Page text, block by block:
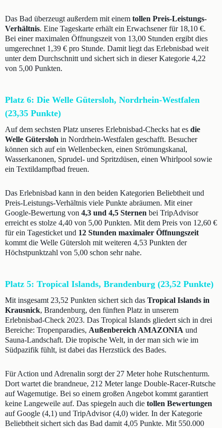
Das Bad überzeugt außerdem mit einem tollen Preis-Leistungs-
Verhältnis. Eine Tageskarte erhält ein Erwachsener für 18,10 €.
Bei einer maximalen Öffnungszeit von 13,00 Stunden ergibt dies
umgerechnet 1,39 € pro Stunde. Damit liegt das Erlebnisbad weit
unter dem Durchschnitt und sichert sich in dieser Kategorie 4,22
von 5,00 Punkten.
Platz 6: Die Welle Gütersloh, Nordrhein-Westfalen
(23,35 Punkte)
Auf dem sechsten Platz unseres Erlebnisbad-Checks hat es die
Welle Gütersloh in Nordrhein-Westfalen geschafft. Besucher
können sich auf ein Wellenbecken, einen Strömungskanal,
Wasserkanonen, Sprudel- und Spritzdüsen, einen Whirlpool sowie
ein Textildampfbad freuen.
Das Erlebnisbad kann in den beiden Kategorien Beliebtheit und
Preis-Leistungs-Verhältnis viele Punkte abräumen. Mit einer
Google-Bewertung von 4,3 und 4,5 Sternen bei TripAdvisor
erreicht es stolze 4,40 von 5,00 Punkten. Mit dem Preis von 12,60 €
für ein Tagesticket und 12 Stunden maximaler Öffnungszeit
kommt die Welle Gütersloh mit weiteren 4,53 Punkten der
Höchstpunktzahl von 5,00 schon sehr nahe.
Platz 5: Tropical Islands, Brandenburg (23,52 Punkte)
Mit insgesamt 23,52 Punkten sichert sich das Tropical Islands in
Krausnick, Brandenburg, den fünften Platz in unserem
Erlebnisbad-Check 2023. Das Tropical Islands gliedert sich in drei
Bereiche: Tropenparadies, Außenbereich AMAZONIA und
Sauna-Landschaft. Die tropische Welt, in der man sich wie im
Südpazifik fühlt, ist dabei das Herzstück des Bades.
Für Action und Adrenalin sorgt der 27 Meter hohe Rutschenturm.
Dort wartet die brandneue, 212 Meter lange Double-Racer-Rutsche
auf Wagemutige. Bei so einem großen Angebot kommt garantiert
keine Langeweile auf. Das spiegeln auch die tollen Bewertungen
auf Google (4,1) und TripAdvisor (4,0) wider. In der Kategorie
Beliebtheit sichert sich das Bad damit 4,05 Punkte. Mit 550.000